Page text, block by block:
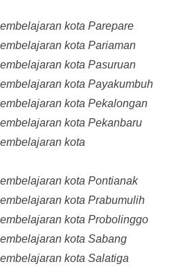
kota Parepare
kota Pariaman
kota Pasuruan
kota Payakumbuh
kota Pekalongan
kota Pekanbaru
kota
kota Pontianak
kota Prabumulih
kota Probolinggo
kota Sabang
kota Salatiga